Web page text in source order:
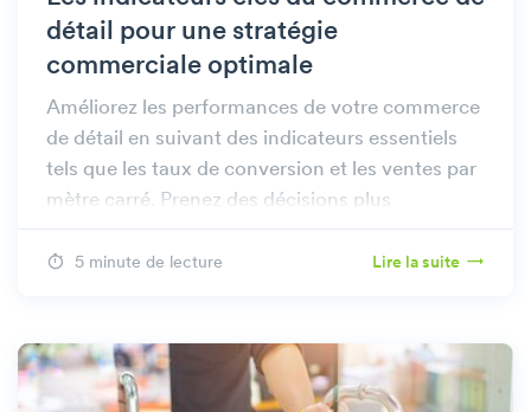
détail pour une stratégie
commerciale optimale
Améliorez les performances de votre commerce
de détail en suivant des indicateurs essentiels
tels que les taux de conversion et les ventes par
mètre carré. Prenez des décisions plus
judicieuses pour une croissance soutenue.
5 minute de lecture Lire la suite